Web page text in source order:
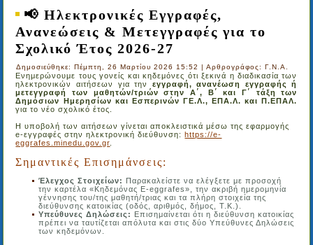
📢 Ηλεκτρονικές Εγγραφές,
Ανανεώσεις & Μετεγγραφές για το
Σχολικό Έτος 2026-27
Δημοσιεύθηκε: Πέμπτη, 26 Μαρτίου 2026 15:52|Αρθρογράφος: Γ.Ν.Α.
Ενημερώνουμε τους γονείς και κηδεμόνες ότι ξεκινά η διαδικασία των
ηλεκτρονικών αιτήσεων για την εγγραφή, ανανέωση εγγραφής ή
μετεγγραφή των μαθητών/τριών στην Α΄, Β΄ και Γ΄ τάξη των
Δημόσιων Ημερησίων και Εσπερινών ΓΕ.Λ., ΕΠΑ.Λ. και Π.ΕΠΑΛ.
για το νέο σχολικό έτος.
Η υποβολή των αιτήσεων γίνεται αποκλειστικά μέσω της εφαρμογής
e-εγγραφές στην ηλεκτρονική διεύθυνση:https://e-
eggrafes.minedu.gov.gr
Σημαντικές Επισημάνσεις:
Έλεγχος Στοιχείων: Παρακαλείστε να ελέγξετε με προσοχή
την καρτέλα «Κηδεμόνας E-eggrafes», την ακριβή ημερομηνία
γέννησης του/της μαθητή/τριας και τα πλήρη στοιχεία της
διεύθυνσης κατοικίας (οδός, αριθμός, δήμος, Τ.Κ.).
Υπεύθυνες Δηλώσεις: Επισημαίνεται ότι η διεύθυνση κατοικίας
πρέπει να ταυτίζεται απόλυτα και στις δύο Υπεύθυνες Δηλώσεις
των κηδεμόνων.